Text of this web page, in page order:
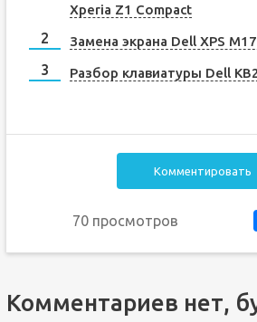
Xperia Z1 Compact
Замена экрана Dell XPS
Разбор клавиатуры Dell
Комментировать
70 просмотров
Комментариев нет,